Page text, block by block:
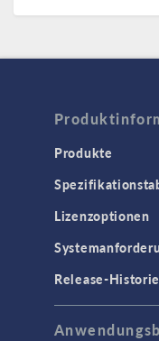
Produkte
Lizenzoptionen
Release-Historie